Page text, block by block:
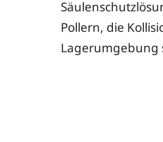
Pollern, die
Lagerumgebung